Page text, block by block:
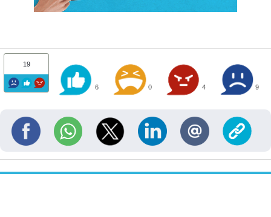
19
6 0 4 9